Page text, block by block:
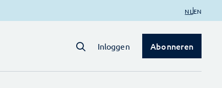
NL EN
Inloggen Abonneren